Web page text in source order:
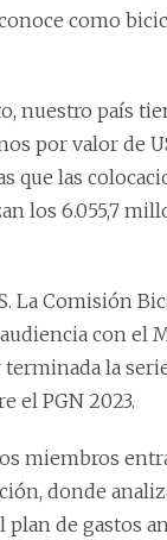
como
nuestro país
por valor de
que las
los 6.055,7
La Comisión
con el
la
el PGN 2023.
miembros
donde
plan de gastos